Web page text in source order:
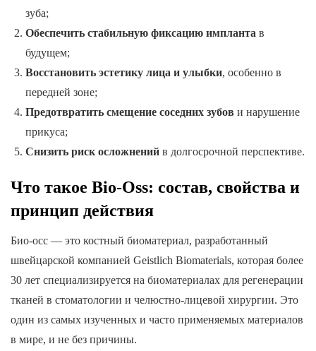
зуба;
Обеспечить стабильную фиксацию импланта в
будущем;
Восстановить эстетику лица и улыбки, особенно в
передней зоне;
Предотвратить смещение соседних зубов и нарушение
прикуса;
Снизить риск осложненийв долгосрочной перспективе.
Что такое Bio-Oss: состав, свойства и
принцип действия
Био-осс — это костный биоматериал, разработанный
швейцарской компанией Geistlich Biomaterials, которая более
30 лет специализируется на биоматериалах для регенерации
тканей в стоматологии и челюстно-лицевой хирургии. Это
один из самых изученных и часто применяемых материалов
в мире, и не без причины.